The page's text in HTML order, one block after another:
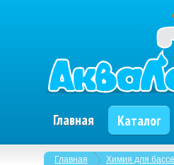
Главная Каталог
Главная Химия для